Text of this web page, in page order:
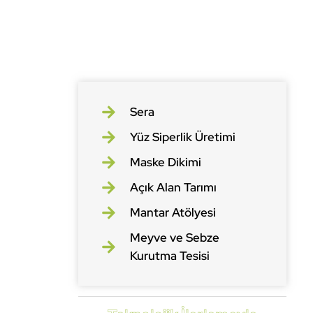
Sera
Yüz Siperlik Üretimi
Maske Dikimi
Açık Alan Tarımı
Mantar Atölyesi
Meyve ve Sebze
Kurutma Tesisi